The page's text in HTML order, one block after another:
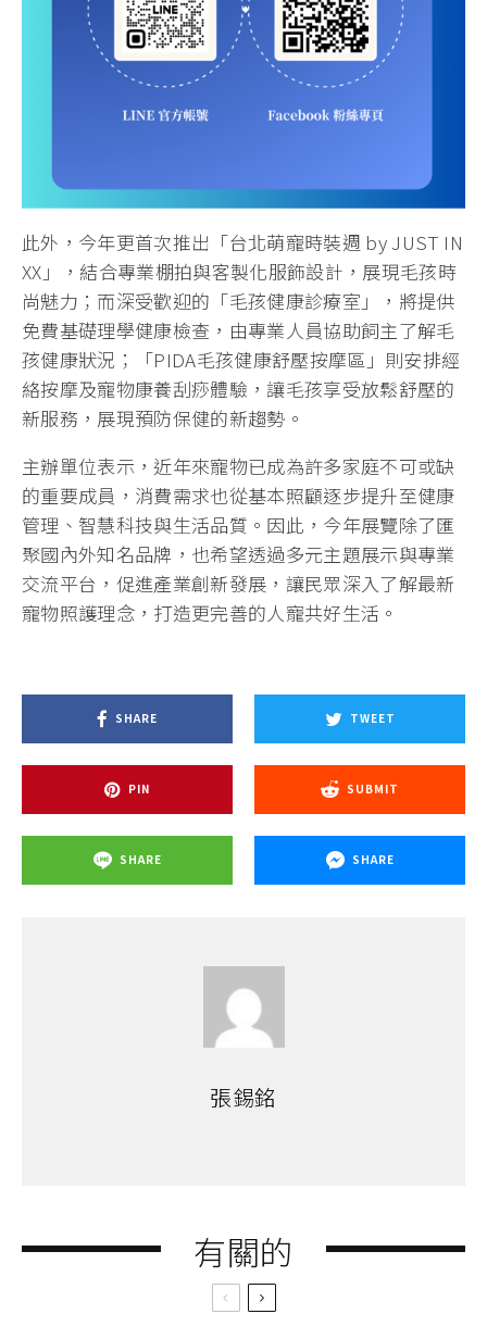
此外，今年更首次推出「台北萌寵時裝週 by JUST IN
XX」，結合專業棚拍與客製化服飾設計，展現毛孩時
尚魅力；而深受歡迎的「毛孩健康診療室」，將提供
免費基礎理學健康檢查，由專業人員協助飼主了解毛
孩健康狀況；「PIDA毛孩健康舒壓按摩區」則安排經
絡按摩及寵物康養刮痧體驗，讓毛孩享受放鬆舒壓的
新服務，展現預防保健的新趨勢。
主辦單位表示，近年來寵物已成為許多家庭不可或缺
的重要成員，消費需求也從基本照顧逐步提升至健康
管理、智慧科技與生活品質。因此，今年展覽除了匯
聚國內外知名品牌，也希望透過多元主題展示與專業
交流平台，促進產業創新發展，讓民眾深入了解最新
寵物照護理念，打造更完善的人寵共好生活。
SHARE TWEET
PIN SUBMIT
SHARE SHARE
張錫銘
有關的